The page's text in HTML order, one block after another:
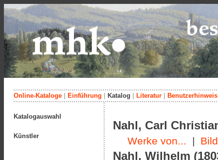
Online-Kataloge Einführung Katalog Literatur Benutzerhinweis
Nahl, Carl
Werke von... |
Nahl, Wilhelm
Katalogauswahl
Künstler